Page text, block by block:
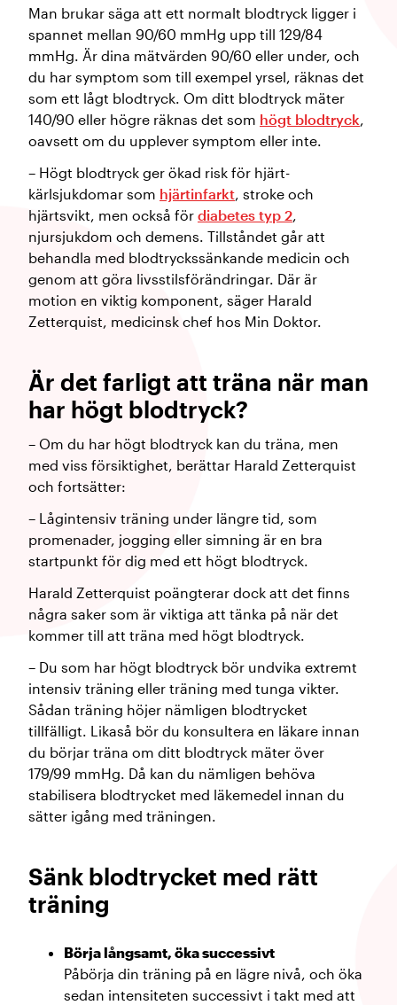
Man brukar säga att ett normalt blodtryck ligger i
spannet mellan 90/60 mmHg upp till 129/84
mmHg. Är dina mätvärden 90/60 eller under, och
du har symptom som till exempel yrsel, räknas det
som ett lågt blodtryck. Om ditt blodtryck mäter
140/90 eller högre räknas det som högt blodtryck,
oavsett om du upplever symptom eller inte.
– Högt blodtryck ger ökad risk för hjärt-
kärlsjukdomar som hjärtinfarkt, stroke och
hjärtsvikt, men också för diabetes typ 2,
njursjukdom och demens. Tillståndet går att
behandla med blodtryckssänkande medicin och
genom att göra livsstilsförändringar. Där är
motion en viktig komponent, säger Harald
Zetterquist, medicinsk chef hos Min Doktor.
Är det farligt att träna när man
har högt blodtryck?
– Om du har högt blodtryck kan du träna, men
med viss försiktighet, berättar Harald Zetterquist
och fortsätter:
– Lågintensiv träning under längre tid, som
promenader, jogging eller simning är en bra
startpunkt för dig med ett högt blodtryck.
Harald Zetterquist poängterar dock att det finns
några saker som är viktiga att tänka på när det
kommer till att träna med högt blodtryck.
– Du som har högt blodtryck bör undvika extremt
intensiv träning eller träning med tunga vikter.
Sådan träning höjer nämligen blodtrycket
tillfälligt. Likaså bör du konsultera en läkare innan
du börjar träna om ditt blodtryck mäter över
179/99 mmHg. Då kan du nämligen behöva
stabilisera blodtrycket med läkemedel innan du
sätter igång med träningen.
Sänk blodtrycket med rätt
träning
Börja långsamt, öka successivt
Påbörja din träning på en lägre nivå, och öka
sedan intensiteten successivt i takt med att